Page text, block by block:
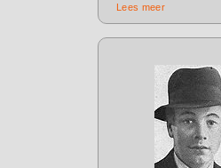
Lees meer